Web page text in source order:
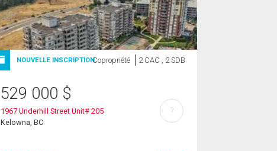
NOUVELLE INSCRIPTIONCopropriété 2 CAC , 2 SDB
529 000 $
1967 Underhill Street Unit# 205
Kelowna, BC
?